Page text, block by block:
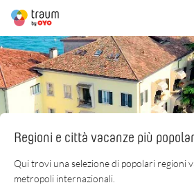
Regioni e città vacanze più
Qui trovi una selezione di popolari regioni
metropoli internazionali.